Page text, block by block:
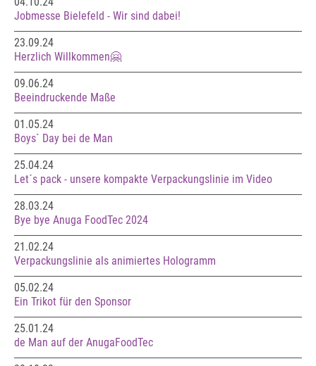
Jobmesse Bielefeld - Wir sind dabei!
23.09.24
Herzlich Willkommen🤗
09.06.24
Beeindruckende Maße
01.05.24
Boys` Day bei de Man
25.04.24
Let´s pack - unsere kompakte Verpackungslinie im Video
28.03.24
Bye bye Anuga FoodTec 2024
21.02.24
Verpackungslinie als animiertes Hologramm
05.02.24
Ein Trikot für den Sponsor
25.01.24
de Man auf der AnugaFoodTec